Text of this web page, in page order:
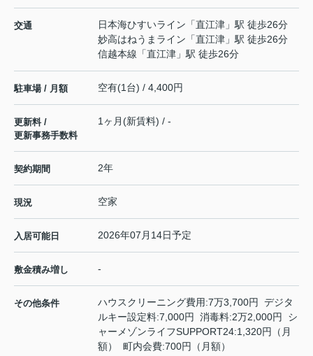
交通 日本海ひすいライン 「直江津 」駅 徒歩26分
妙高はねうまライン 「直江津 」駅 徒歩26分
信越本線 「直江津 」駅 徒歩26分
駐車場 / 月額 空有(1台) / 4,400円
更新料 /
更新事務手数料
1ヶ月(新賃料) / -
契約期間 2年
現況 空家
入居可能日 2026年07月14日予定
敷金積み増し -
その他条件
ハウスクリーニング費用:7万3,700円 デジタ
ルキー設定料:7,000円 消毒料:2万2,000円 シ
ャーメゾンライフSUPPORT24:1,320円（月
額） 町内会費:700円（月額）